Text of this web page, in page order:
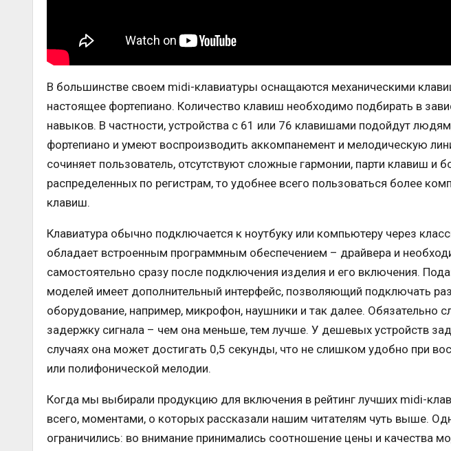
В большинстве своем midi-клавиатуры оснащаются механическими
настоящее фортепиано. Количество клавиш необходимо подбирать в
навыков. В частности, устройства с 61 или 76 клавишами подойдут
фортепиано и умеют воспроизводить аккомпанемент и мелодическую
сочиняет пользователь, отсутствуют сложные гармонии, парти клавиш и
распределенных по регистрам, то удобнее всего пользоваться более
клавиш.
Клавиатура обычно подключается к ноутбуку или компьютеру через
обладает встроенным программным обеспечением – драйвера и
самостоятельно сразу после подключения изделия и его включения.
моделей имеет дополнительный интерфейс, позволяющий подключать
оборудование, например, микрофон, наушники и так далее. Обязательно
задержку сигнала – чем она меньше, тем лучше. У дешевых устройств
случаях она может достигать 0,5 секунды, что не слишком удобно при
или полифонической мелодии.
Когда мы выбирали продукцию для включения в рейтинг лучших midi-
всего, моментами, о которых рассказали нашим читателям чуть выше.
ограничились: во внимание принимались соотношение цены и качества